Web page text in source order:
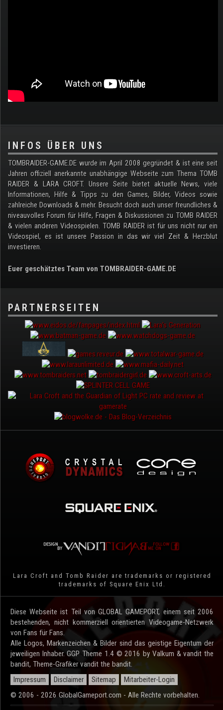
.
INFOS ÜBER UNS
TOMBRAIDER-GAME.DE wurde im April 2008 gegründet & ist eine seit
Jahren offiziell anerkannte unabhängige Webseite zum Thema TOMB
RAIDER & LARA CROFT. Unsere Seite bietet aktuelle News, viele
Informationen, Hilfe & Tipps zu den Games, Bilder, Videos sowie
zahlreiche Downloads & mehr. Besucht doch auch unser freundliches &
niveauvolles Forum für Hilfe, Fragen & Diskussionen zu TOMB RAIDER
& vielen anderen Videospielen. TOMB RAIDER ist für uns nicht nur ein
Videospiel, es ist unsere Passion in das wir viel Zeit & Herzblut
investieren.
Euer geschätztes Team von TOMBRAIDER-GAME.DE
PARTNERSEITEN
Lara Croft and Tomb Raider are trademarks or registered
trademarks of Square Enix Ltd.
Diese Webseite ist Teil von GLOBAL GAMEPORT, einem seit 2006
bestehenden, nicht kommerziell orientierten Videogame-Netzwerk
von Fans für Fans.
Alle Logos, Markenzeichen & Bilder sind das geistige Eigentum der
jeweiligen Inhaber. GGP Theme 1.4 © 2016 by Valkum & vandit the
bandit, Theme-Grafiker vandit the bandit.
Impressum
Disclaimer Sitemap
Mitarbeiter-Login
© 2006 - 2026 GlobalGameport.com - Alle Rechte vorbehalten.